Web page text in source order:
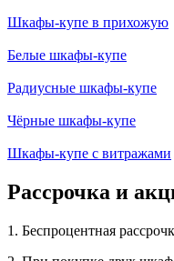
Шкафы-купе в прихожую
Белые шкафы-купе
Радиусные шкафы-купе
Чёрные шкафы-купе
Шкафы-купе с витражами
Рассрочка и
1. Беспроцентная